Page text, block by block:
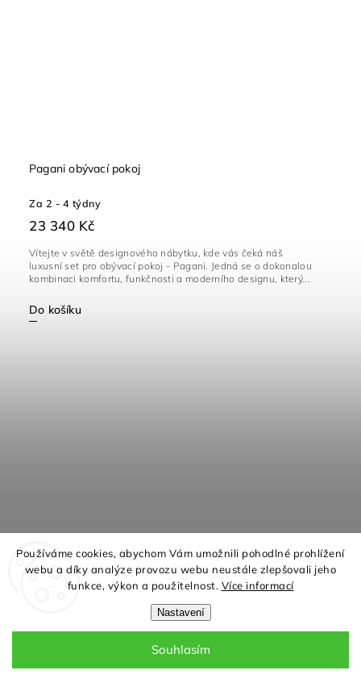
Používáme cookies, abychom Vám umožnili pohodlné prohlížení
webu a díky analýze provozu webu neustále zlepšovali jeho
funkce, výkon a použitelnost. Více informací
Nastavení
Souhlasím
Pagani obývací pokoj
Za 2 - 4 týdny
23 340 Kč
Do košíku
Vítejte v světě designového nábytku, kde vás čeká náš
luxusní set pro obývací pokoj - Pagani. Jedná se o dokonalou
kombinaci komfortu, funkčnosti a moderního designu, který...
Max obývací pokoj sestava C
23 290 Kč